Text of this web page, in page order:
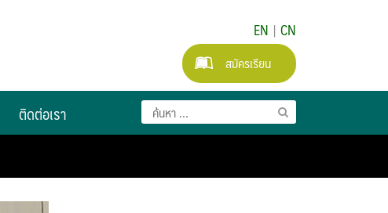
EN | CN
สมัครเรียน
ติดต่อเรา